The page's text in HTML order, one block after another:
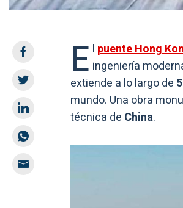
E l puente Hong
ingeniería
extiende a lo largo de
mundo. Una obra
técnica de China.